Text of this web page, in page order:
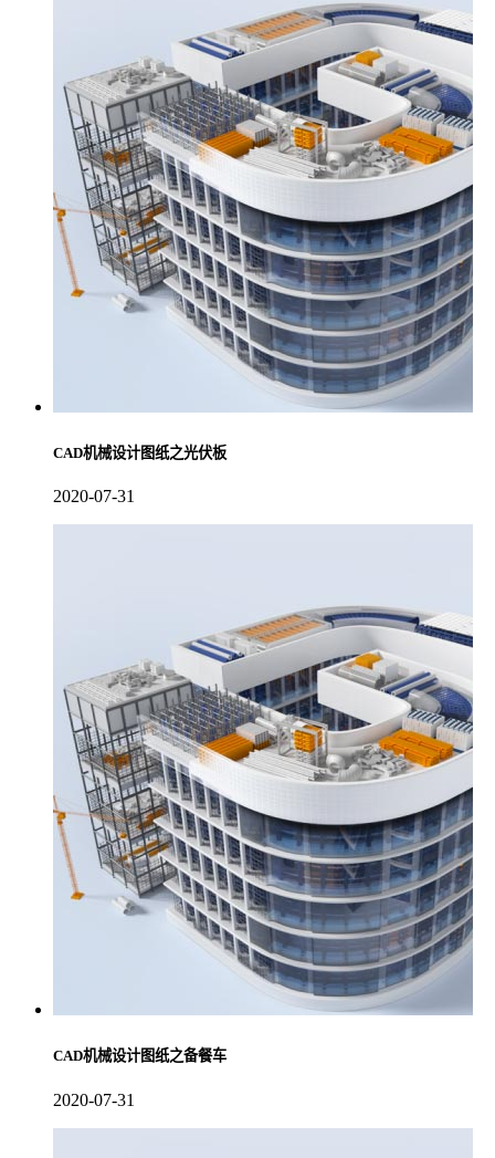
CAD机械设计图纸之光伏板
2020-07-31
CAD机械设计图纸之备餐车
2020-07-31